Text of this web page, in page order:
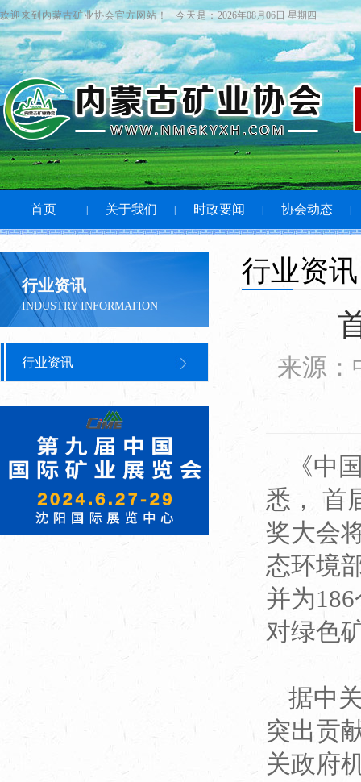
欢迎来到内蒙古矿业协会官方网站！ 今天是：2026年08月06日 星期四
首页 关于我们 时政要闻 协会动态
行业资讯
INDUSTRY INFORMATION
行业资讯
行业资讯
来源：
《中
悉， 首
奖大会
态环境
并为
对绿色
据中
突出贡
关政府